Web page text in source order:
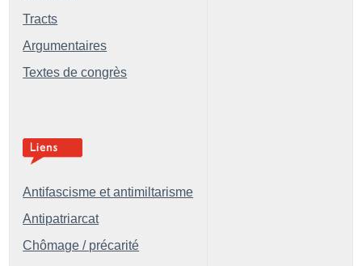
Tracts
Argumentaires
Textes de congrès
Antifascisme et antimiltarisme
Antipatriarcat
Chômage / précarité